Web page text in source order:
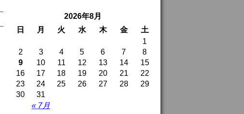
2026年8月
日
月 火 水 木 金 土
« 7月
1
2
3 4 5 6 7
8
9
10 11 12 13 14
15
16
17 18 19 20 21
22
23
24 25 26 27 28
29
30
31